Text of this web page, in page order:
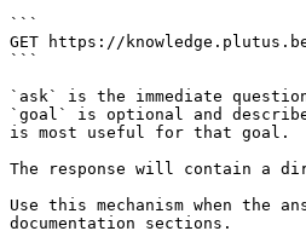
```
GET https://
```
`ask` is the immediate
`goal` is optional and
is most useful for that goal.
The response will contain a
Use this mechanism when